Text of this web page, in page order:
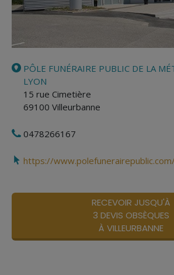
PÔLE FUNÉRAIRE PUBLIC DE LA
LYON
15 rue Cimetière
69100 Villeurbanne
0478266167
https://www.polefunerairepublic.com/
RECEVOIR JUSQU'À
3 DEVIS OBSÈQUES
À VILLEURBANNE